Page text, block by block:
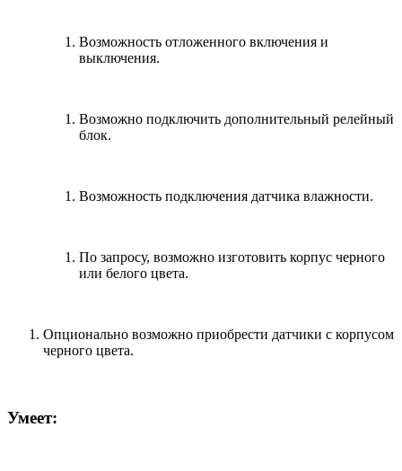
Возможность отложенного включения и
выключения.
Возможно подключить дополнительный релейный
блок.
Возможность подключения датчика влажности.
По запросу, возможно изготовить корпус черного
или белого цвета.
Опционально возможно приобрести датчики с корпусом
черного цвета.
Умеет: